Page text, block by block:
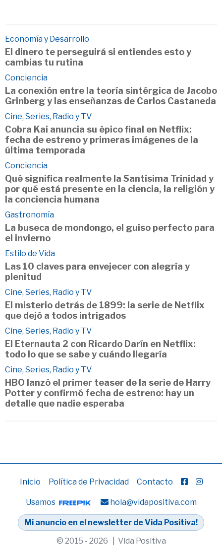
Economía y Desarrollo
El dinero te perseguirá si entiendes esto y
cambias tu rutina
Conciencia
La conexión entre la teoría sintérgica de Jacobo
Grinberg y las enseñanzas de Carlos Castaneda
Cine, Series, Radio y TV
Cobra Kai anuncia su épico final en Netflix:
fecha de estreno y primeras imágenes de la
última temporada
Conciencia
Qué significa realmente la Santísima Trinidad y
por qué está presente en la ciencia, la religión y
la conciencia humana
Gastronomía
La buseca de mondongo, el guiso perfecto para
el invierno
Estilo de Vida
Las 10 claves para envejecer con alegría y
plenitud
Cine, Series, Radio y TV
El misterio detrás de 1899: la serie de Netflix
que dejó a todos intrigados
Cine, Series, Radio y TV
El Eternauta 2 con Ricardo Darín en Netflix:
todo lo que se sabe y cuándo llegaría
Cine, Series, Radio y TV
HBO lanzó el primer teaser de la serie de Harry
Potter y confirmó fecha de estreno: hay un
detalle que nadie esperaba
Inicio Política de Privacidad Contacto
Usamos hola@vidapositiva.com
Mi anuncio en el newsletter de Vida Positiva!
© 2015 - 2026 | Vida Positiva